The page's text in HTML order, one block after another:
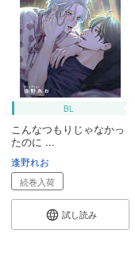
BL
こんなつもりじゃなかっ
たのに ...
逢野れお
続巻入荷
試し読み